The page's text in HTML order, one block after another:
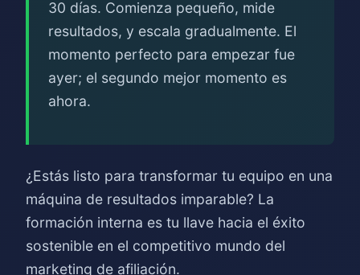
30 días. Comienza pequeño, mide
resultados, y escala gradualmente. El
momento perfecto para empezar fue
ayer; el segundo mejor momento es
ahora.
¿Estás listo para transformar tu equipo en una
máquina de resultados imparable? La
formación interna es tu llave hacia el éxito
sostenible en el competitivo mundo del
marketing de afiliación.